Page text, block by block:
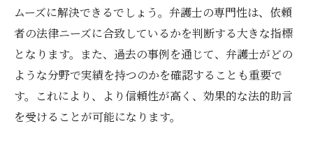
ムーズに解決できるでしょう。弁護士の専門性は、依頼
者の法律ニーズに合致しているかを判断する大きな指標
となります。また、過去の事例を通じて、弁護士がどの
ような分野で実績を持つのかを確認することも重要で
す。これにより、より信頼性が高く、効果的な法的助言
を受けることが可能になります。